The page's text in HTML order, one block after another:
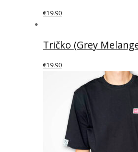
€19.90
Tričko (Grey
€19.90